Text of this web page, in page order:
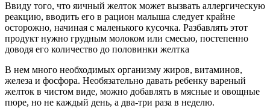
Ввиду того, что яичный желток может вызвать аллергическую
реакцию, вводить его в рацион малыша следует крайне
осторожно, начиная с маленького кусочка. Разбавлять этот
продукт нужно грудным молоком или смесью, постепенно
доводя его количество до половинки желтка
В нем много необходимых организму жиров, витаминов,
железа и фосфора. Необязательно давать ребенку вареный
желток в чистом виде, можно добавлять в мясные и овощные
пюре, но не каждый день, а два-три раза в неделю.